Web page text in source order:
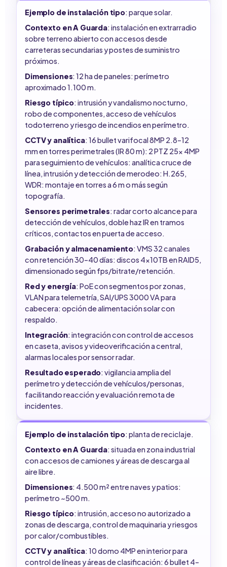
Ejemplo de instalación tipo: parque solar.
Contexto en A Guarda: instalación en extrarradio
sobre terreno abierto con accesos desde
carreteras secundarias y postes de suministro
próximos.
Dimensiones: 12 ha de paneles: perímetro
aproximado 1.100 m.
Riesgo típico: intrusión y vandalismo nocturno,
robo de componentes, acceso de vehículos
todoterreno y riesgo de incendios en perímetro.
CCTV y analítica: 16 bullet varifocal 8MP 2.8–12
mm en torres perimetrales (IR 80 m): 2 PTZ 25x 4MP
para seguimiento de vehículos: analítica cruce de
línea, intrusión y detección de merodeo: H.265,
WDR: montaje en torres a 6 m o más según
topografía.
Sensores perimetrales: radar corto alcance para
detección de vehículos, doble haz IR en tramos
críticos, contactos en puerta de acceso.
Grabación y almacenamiento: VMS 32 canales
con retención 30–40 días: discos 4x10TB en RAID5,
dimensionado según fps/bitrate/retención.
Red y energía: PoE con segmentos por zonas,
VLAN para telemetría, SAI/UPS 3000 VA para
cabecera: opción de alimentación solar con
respaldo.
Integración: integración con control de accesos
en caseta, avisos y videoverificación a central,
alarmas locales por sensor radar.
Resultado esperado: vigilancia amplia del
perímetro y detección de vehículos/personas,
facilitando reacción y evaluación remota de
incidentes.
Ejemplo de instalación tipo: planta de reciclaje.
Contexto en A Guarda: situada en zona industrial
con accesos de camiones y áreas de descarga al
aire libre.
Dimensiones: 4.500 m² entre naves y patios:
perímetro ~500 m.
Riesgo típico: intrusión, acceso no autorizado a
zonas de descarga, control de maquinaria y riesgos
por calor/combustibles.
CCTV y analítica: 10 domo 4MP en interior para
control de líneas y áreas de clasificación: 6 bullet 4–